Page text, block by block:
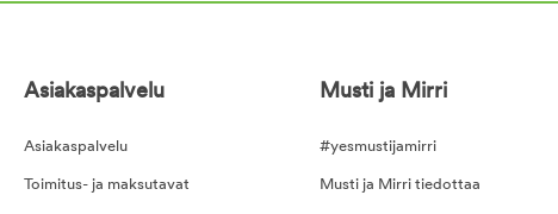
Asiakaspalvelu
Asiakaspalvelu
Toimitus- ja maksutavat
Musti ja Mirri
#yesmustijamirri
Musti ja Mirri tiedottaa